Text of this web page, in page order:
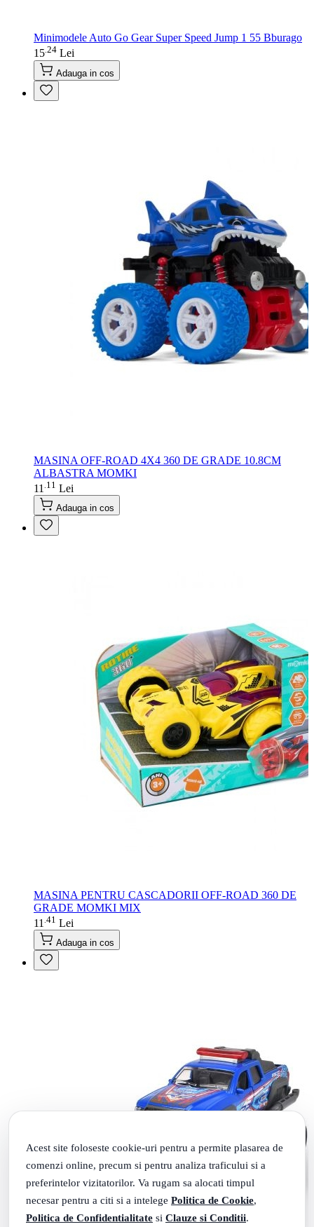
Acest site foloseste cookie-uri pentru a permite plasarea de
comenzi online, precum si pentru analiza traficului si a
preferintelor vizitatorilor. Va rugam sa alocati timpul
necesar pentru a citi si a intelege Politica de Cookie,
Politica de Confidentialitate si Clauze si Conditii.
Minimodele Auto Go Gear Super Speed Jump 1 55 Bburago
15 24 Lei
Adauga in cos
MASINA OFF-ROAD 4X4 360 DE GRADE 10.8CM
ALBASTRA MOMKI
11 11 Lei
Adauga in cos
MASINA PENTRU CASCADORII OFF-ROAD 360 DE
GRADE MOMKI MIX
11 41 Lei
Adauga in cos